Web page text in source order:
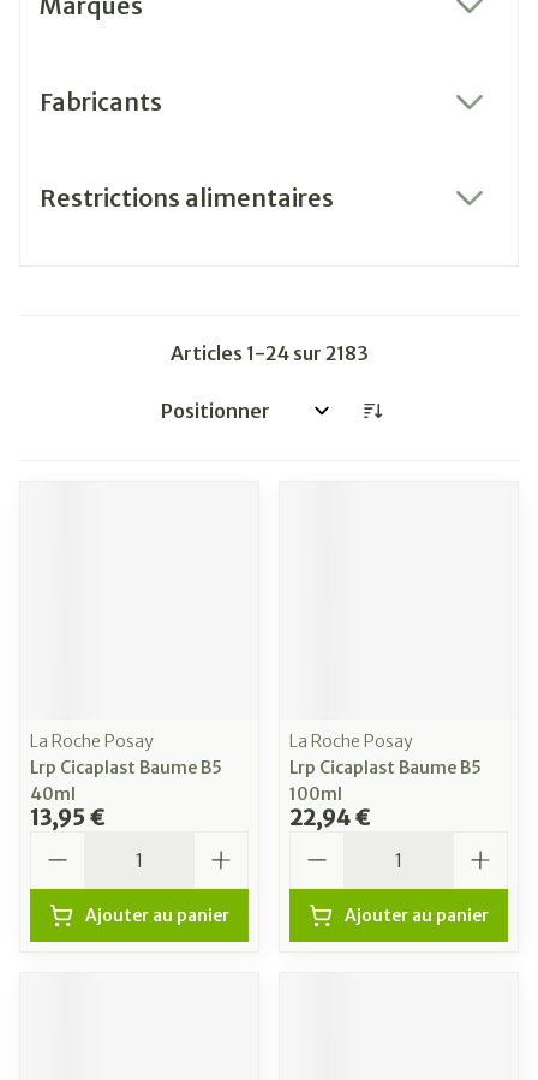
Fabricants
Restrictions alimentaires
Articles 1-24sur 2183
Trier par:
La Roche Posay
Lrp Cicaplast Baume B5
40ml
13,95 €
Ajouter au panier
La Roche Posay
Lrp Cicaplast Baume B5
100ml
22,94 €
Ajouter au panier